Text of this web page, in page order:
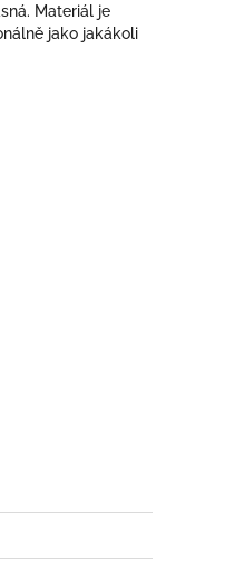
Materiál je
jako jakákoli